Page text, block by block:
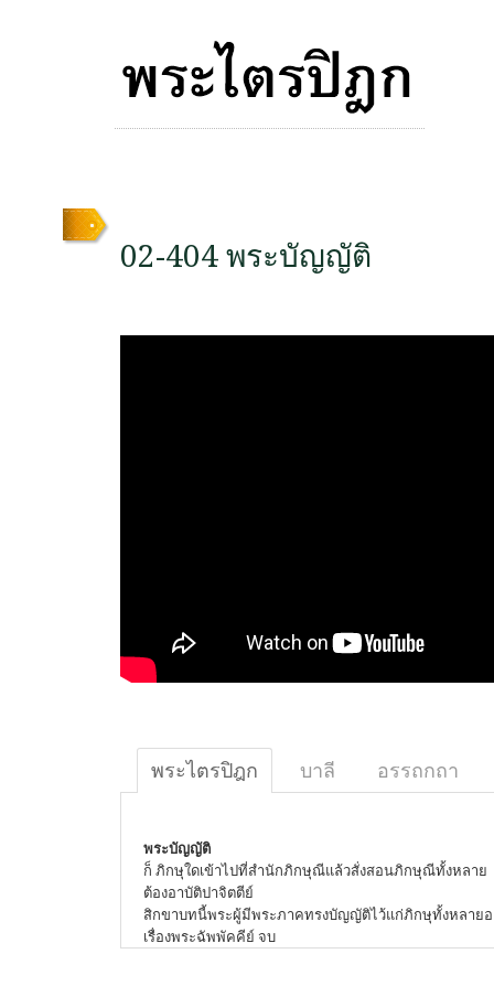
02-404 พระบัญญัติ
พระไตรปิฎก บาลี อรรถกถา
พระบัญญัติ
ก็ ภิกษุใดเข้าไปที่สำนักภิกษุณีแล้วสั่งสอนภิกษุณีทั้งหลาย
ต้องอาบัติปาจิตตีย์
สิกขาบทนี้พระผู้มีพระภาคทรงบัญญัติไว้แก่ภิกษุทั้งหลาย
เรื่องพระฉัพพัคคีย์ จบ